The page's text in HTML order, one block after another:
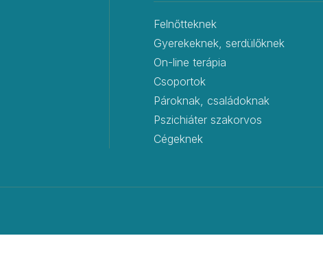
Felnőtteknek
Gyerekeknek, serdülőknek
On-line terápia
Csoportok
Pároknak, családoknak
Pszichiáter szakorvos
Cégeknek